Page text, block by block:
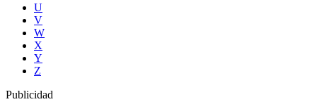
U
V
W
X
Y
Z
Publicidad